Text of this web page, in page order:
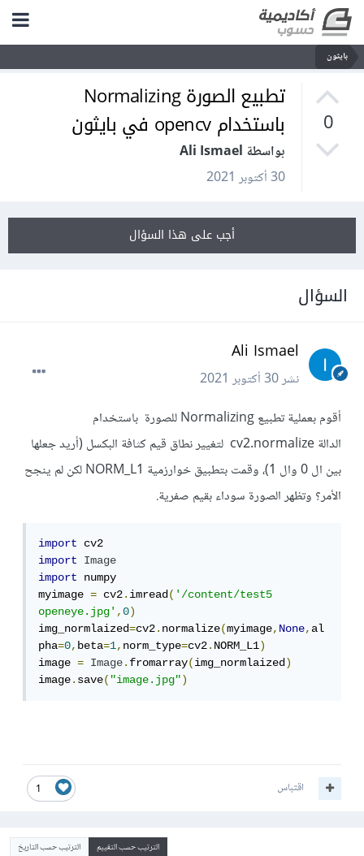
بايثون
0
تطبيع الصورة Normalizing
باستخدام opencv في بايثون
بواسطة Ali Ismael
30 أكتوبر 2021
أجب على هذا السؤال
السؤال
Ali Ismael
نشر30 أكتوبر 2021
أقوم بعملية تطبيع Normalizing للصورة باستخدام
الدالة cv2.normalize لتغيير نطاق قيم كثافة البكسل (أريد جعلها
بين ال 0 وال 1)، وقمت بتطبيق خوارزمية NORM_L1 لكن لم ينجح
الأمر؟ وتظهر الصورة سوداء بقيم صفرية.
import
import
Image
import
numpy
myimage = cv2.imread('/content/test5
openeye.jpg',0)
img_normlaized=cv2.normalize(myimage,None,al
pha=0,beta=1,norm_type=cv2.NORM_L1)
image = Image.fromarray(img_normlaized)
image.save("image.jpg")
1 اقتباس
الترتيب حسب التقييم الترتيب حسب التاريخ